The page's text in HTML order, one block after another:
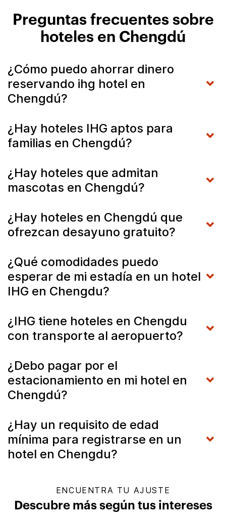
Preguntas frecuentes sobre
hoteles en Chengdú
¿Cómo puedo ahorrar dinero
reservando ihg hotel en
Chengdú?
¿Hay hoteles IHG aptos para
familias en Chengdú?
¿Hay hoteles que admitan
mascotas en Chengdú?
¿Hay hoteles en Chengdú que
ofrezcan desayuno gratuito?
¿Qué comodidades puedo
esperar de mi estadía en un hotel
IHG en Chengdu?
¿IHG tiene hoteles en Chengdu
con transporte al aeropuerto?
¿Debo pagar por el
estacionamiento en mi hotel en
Chengdú?
¿Hay un requisito de edad
mínima para registrarse en un
hotel en Chengdu?
ENCUENTRA TU AJUSTE
Descubre más según tus intereses